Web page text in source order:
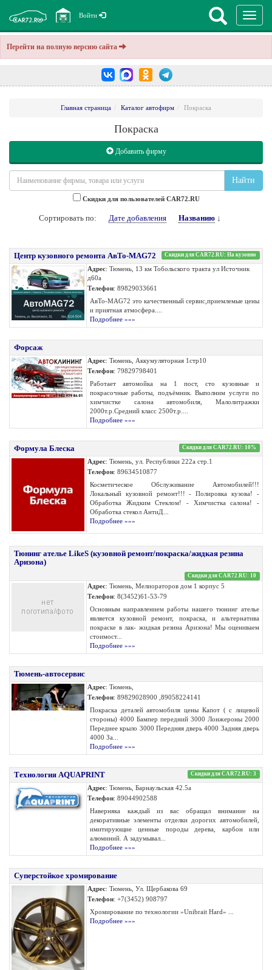
Перейти на полную версию сайта
Войти
Главная страница Каталог автофирм Покраска
Покраска
Добавить фирму
Найти
Cкидки для пользователей CAR72.RU
Сортировать по: Дате добавления Названию ↓
Центр кузовного ремонта АвТо-MAG72 Скидки для CAR72.RU: На кузовно
Адрес: Тюмень, 13 км Тобольского тракта ул Источник
д60а
Телефон: 89829033661
АвТо-MAG72 это качественный сервис,приемлемые цены
и приятная атмосфера....
Подробнее »»»
Форсаж
Адрес: Тюмень, Аккумуляторная 1стр10
Телефон: 79829798401
Работает автомойка на 1 пост, сто кузовные и
покрасочные работы, подъёмник. Выполним услуги по
химчистке салона автомобиля, Малолитражки
2000т.р.Средний класс 2500т.р....
Подробнее »»»
Формула Блеска Скидки для CAR72.RU: 10%
Адрес: Тюмень, ул. Республики 222а стр.1
Телефон: 89634510877
Косметическое Обслуживание Автомобилей!!!
Локальный кузовной ремонт!!! - Полировка кузова! -
Обработка Жидким Стеклом! - Химчистка салона! -
Обработка стекол АнтиД...
Подробнее »»»
Тюнинг ателье LikeS (кузовной ремонт/покраска/жидкая резина
Аризона)
Скидки для CAR72.RU: 10
Адрес: Тюмень, Мелиораторов дом 1 корпус 5
Телефон: 8(3452)61-53-79
Основным направлением работы нашего тюнинг ателье
является кузовной ремонт, покраска, и альтернатива
покраске в лак- жидкая резина Аризона! Мы оцениваем
стоимост...
Подробнее »»»
Тюмень-автосервис
Адрес: Тюмень,
Телефон: 89829028900 ,89058224141
Покраска деталей автомобиля цены Капот ( с лицевой
стороны) 4000 Бампер передний 3000 Лонжероны 2000
Переднее крыло 3000 Передняя дверь 4000 Задняя дверь
4000 За...
Подробнее »»»
Технология AQUAPRINT Скидки для CAR72.RU: 3
Адрес: Тюмень, Барнаульская 42.5а
Телефон: 89044902588
Наверняка каждый из вас обращал внимание на
декоративные элементы отделки дорогих автомобилей,
имитирующие ценные породы дерева, карбон или
алюминий. А задумывал...
Подробнее »»»
Суперстойкое хромирование
Адрес: Тюмень, Ул. Щербакова 69
Телефон: +7(3452) 908797
Хромирование по технологии »Unibrait Hard» ...
Подробнее »»»